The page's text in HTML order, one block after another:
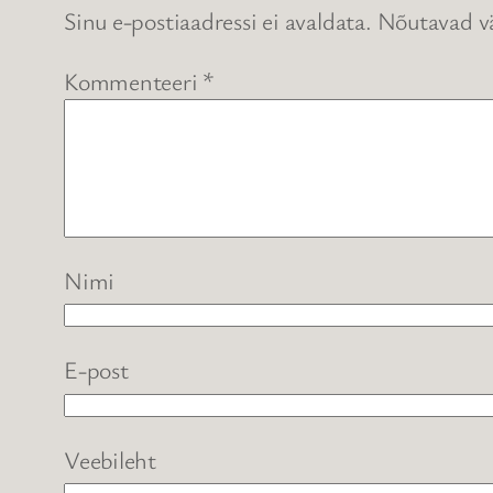
Sinu e-postiaadressi ei avaldata. Nõutavad
Kommenteeri *
Nimi
E-post
Veebileht